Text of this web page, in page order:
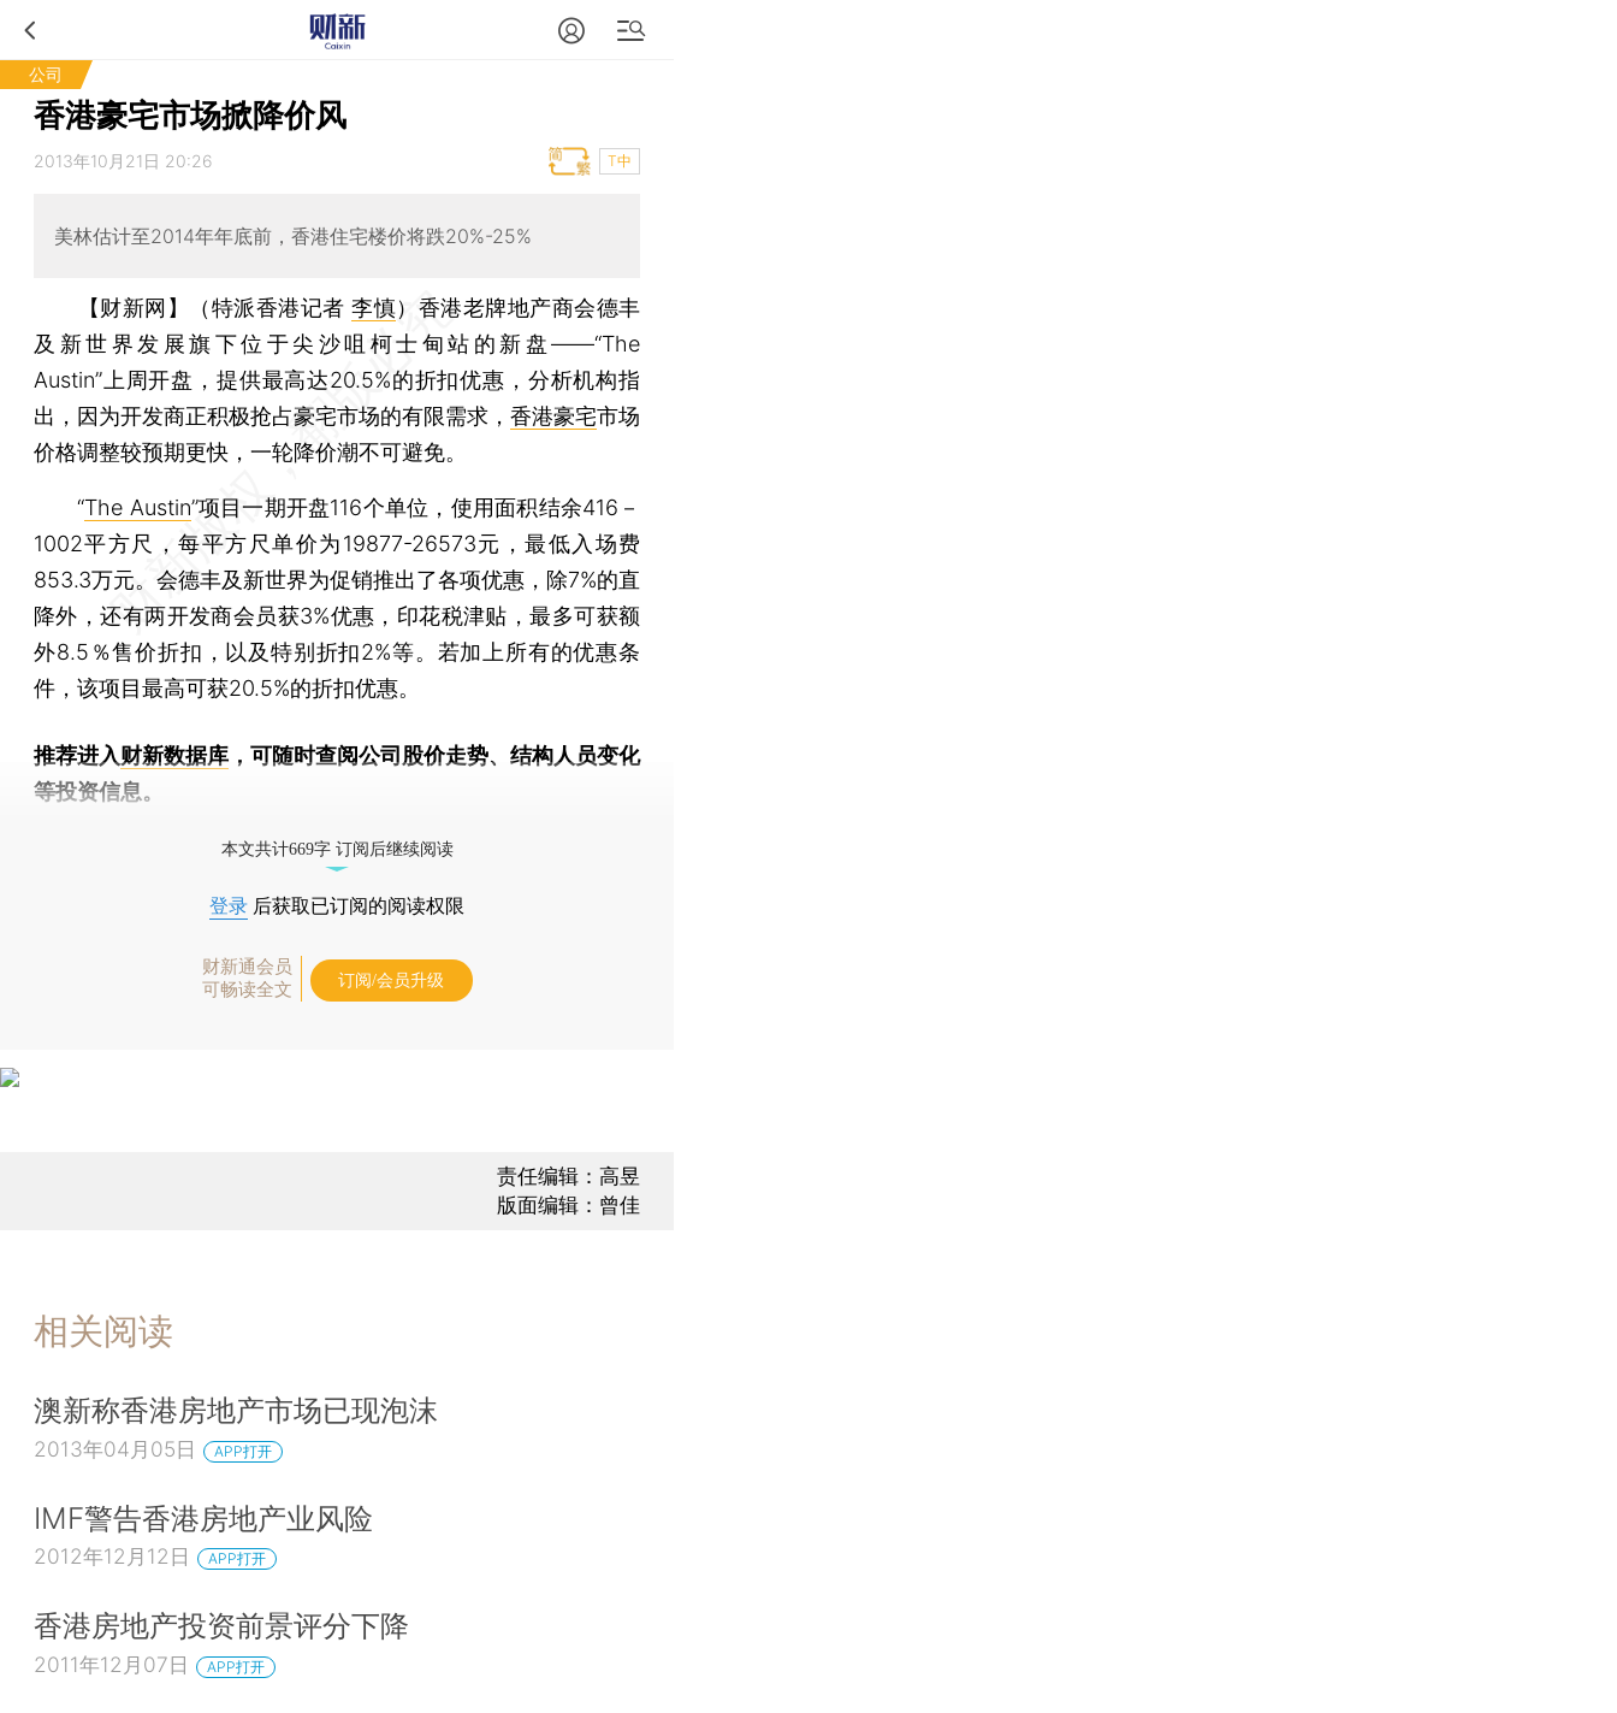
公司
香港豪宅市场掀降价风
2013年10月21日 20:26 T中
美林估计至2014年年底前，香港住宅楼价将跌20%-25%
【财新网】（特派香港记者李慎） 香港老牌地产商会德丰
及新世界发展旗下位于尖沙咀柯士甸站的新盘——“The
Austin”上周开盘，提供最高达20.5%的折扣优惠，分析机构指
出，因为开发商正积极抢占豪宅市场的有限需求， 香港豪宅市场
价格调整较预期更快，一轮降价潮不可避免。
“The Austin”项目一期开盘116个单位，使用面积结余416－
1002平方尺，每平方尺单价为19877-26573元，最低入场费
853.3万元。会德丰及新世界为促销推出了各项优惠，除7%的直
降外，还有两开发商会员获3%优惠，印花税津贴，最多可获额
外8.5％售价折扣，以及特别折扣2%等。若加上所有的优惠条
件，该项目最高可获20.5%的折扣优惠。
推荐进入财新数据库 ，可随时查阅公司股价走势、结构人员变化
等投资信息。
本文共计669字 订阅后继续阅读
登录 后获取已订阅的阅读权限
财新通会员
可畅读全文
订阅/会员升级
责任编辑：高昱
版面编辑：曾佳
相关阅读
澳新称香港房地产市场已现泡沫
2013年04月05日 APP打开
IMF警告香港房地产业风险
2012年12月12日 APP打开
香港房地产投资前景评分下降
2011年12月07日 APP打开